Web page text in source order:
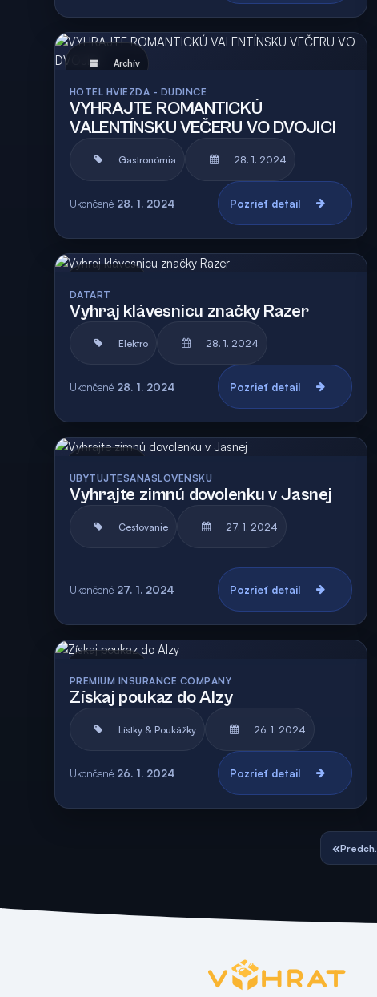
Archív
HOTEL HVIEZDA - DUDINCE
VYHRAJTE ROMANTICKÚ
VALENTÍNSKU VEČERU VO DVOJICI
Gastronómia 28. 1. 2024
Ukončené 28. 1. 2024 Pozrieť detail
DATART
Vyhraj klávesnicu značky Razer
Elektro 28. 1. 2024
Ukončené 28. 1. 2024 Pozrieť detail
UBYTUJTESANASLOVENSKU
Vyhrajte zimnú dovolenku v Jasnej
Cestovanie 27. 1. 2024
Ukončené 27. 1. 2024 Pozrieť detail
PREMIUM INSURANCE COMPANY
Získaj poukaz do Alzy
Lístky & Poukážky 26. 1. 2024
Ukončené 26. 1. 2024 Pozrieť detail
«Predch.